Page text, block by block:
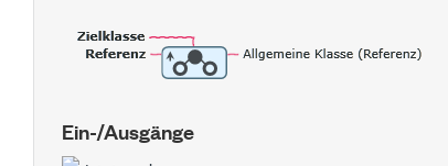
Ein-/Ausgänge